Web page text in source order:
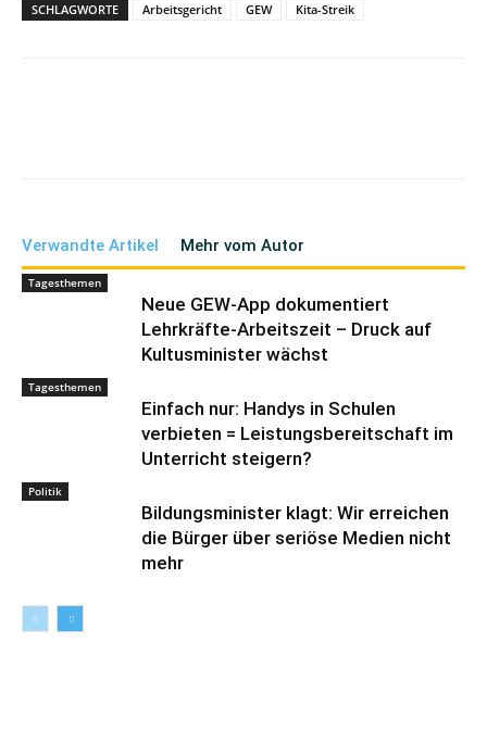
SCHLAGWORTE Arbeitsgericht GEW Kita-Streik
Verwandte Artikel Mehr vom Autor
Tagesthemen
Neue GEW-App dokumentiert
Lehrkräfte-Arbeitszeit – Druck auf
Kultusminister wächst
Tagesthemen
Einfach nur: Handys in Schulen
verbieten = Leistungsbereitschaft im
Unterricht steigern?
Politik
Bildungsminister klagt: Wir erreichen
die Bürger über seriöse Medien nicht
mehr